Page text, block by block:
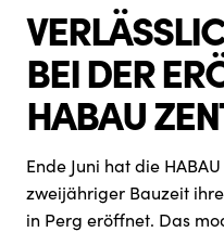
BEI DER
HABAU
Ende Juni hat die
zweijähriger Bauzeit
in Perg eröffnet. Das